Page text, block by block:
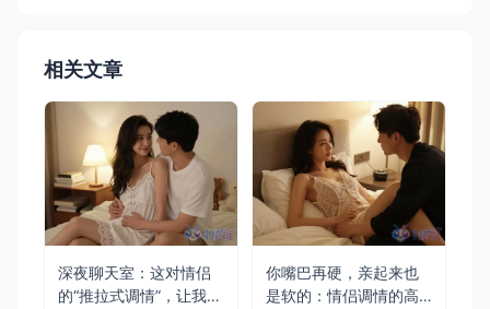
相关文章
深夜聊天室：这对情侣
的“推拉式调情”，让我看
你嘴巴再硬，亲起来也
是软的：情侣调情的高